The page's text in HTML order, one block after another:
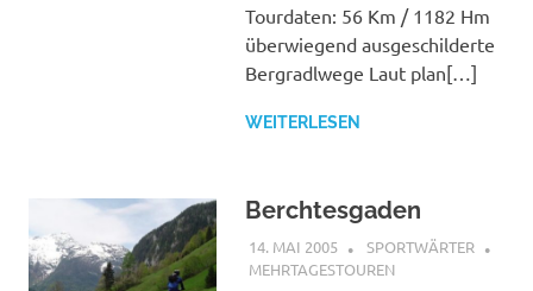
Tourdaten: 56 Km / 1182 Hm
überwiegend ausgeschilderte
Bergradlwege Laut plan[…]
WEITERLESEN
Berchtesgaden
14. MAI 2005
SPORTWÄRTER
MEHRTAGESTOUREN